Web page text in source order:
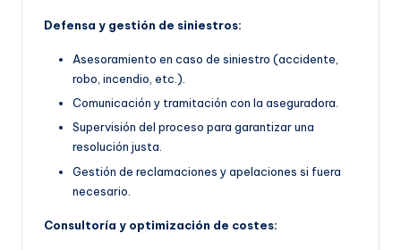
Defensa y gestión de siniestros:
Asesoramiento en caso de siniestro (accidente,
robo, incendio, etc.).
Comunicación y tramitación con la aseguradora.
Supervisión del proceso para garantizar una
resolución justa.
Gestión de reclamaciones y apelaciones si fuera
necesario.
Consultoría y optimización de costes: